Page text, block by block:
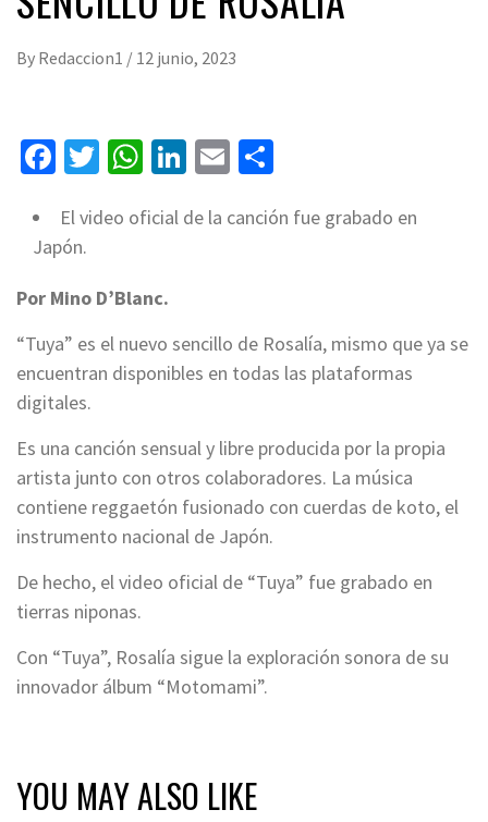
By Redaccion1 / 12 junio, 2023
Facebook
Twitter
WhatsApp
LinkedIn
Email
El video oficial de la canción fue grabado en
Japón.
Por Mino D’Blanc.
“Tuya” es el nuevo sencillo de Rosalía, mismo que ya se
encuentran disponibles en todas las plataformas
digitales.
Es una canción sensual y libre producida por la propia
artista junto con otros colaboradores. La música
contiene reggaetón fusionado con cuerdas de koto, el
instrumento nacional de Japón.
De hecho, el video oficial de “Tuya” fue grabado en
tierras niponas.
Con “Tuya”, Rosalía sigue la exploración sonora de su
innovador álbum “Motomami”.
YOU MAY ALSO LIKE